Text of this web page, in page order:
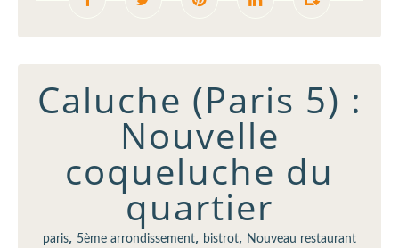
Caluche (Paris 5) :
Nouvelle
coqueluche du
quartier
paris, 5ème arrondissement, bistrot, Nouveau restaurant